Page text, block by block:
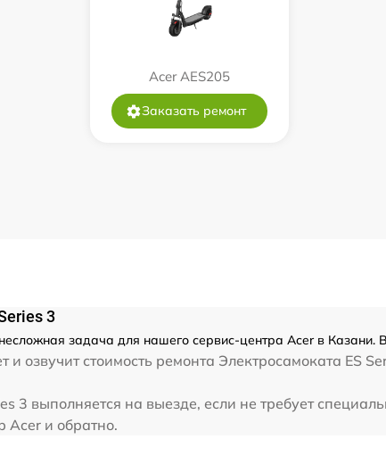
Acer AES205
Заказать ремонт
3
задача для нашего сервис-центра Acer в Казани.
озвучит стоимость ремонта Электросамоката ES
3 выполняется на выезде, если не требует
Acer и обратно.